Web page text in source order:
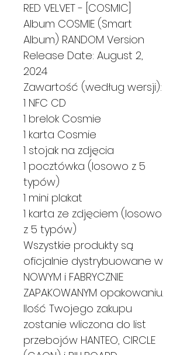
RED VELVET - [COSMIC]
Album COSMIE (Smart
Album) RANDOM Version
Release Date: August 2,
2024
Zawartość (według wersji):
1 NFC CD
1 brelok Cosmie
1 karta Cosmie
1 stojak na zdjęcia
1 pocztówka (losowo z 5
typów)
1 mini plakat
1 karta ze zdjęciem (losowo
z 5 typów)
Wszystkie produkty są
oficjalnie dystrybuowane w
NOWYM i FABRYCZNIE
ZAPAKOWANYM opakowaniu.
Ilość Twojego zakupu
zostanie wliczona do list
przebojów HANTEO, CIRCLE